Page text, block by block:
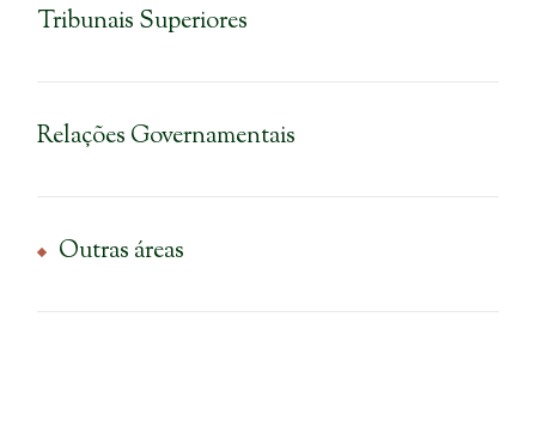
Tribunais Superiores
Relações Governamentais
Outras áreas